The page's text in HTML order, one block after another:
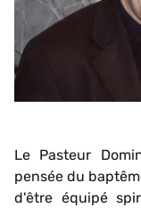
Le Pasteur
pensée du
d'être équipé